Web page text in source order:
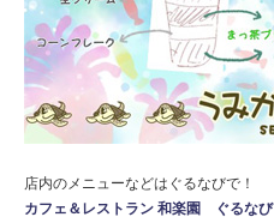
店内のメニューなどはぐるなびで！
カフェ＆レストラン 和楽園 ぐるなび